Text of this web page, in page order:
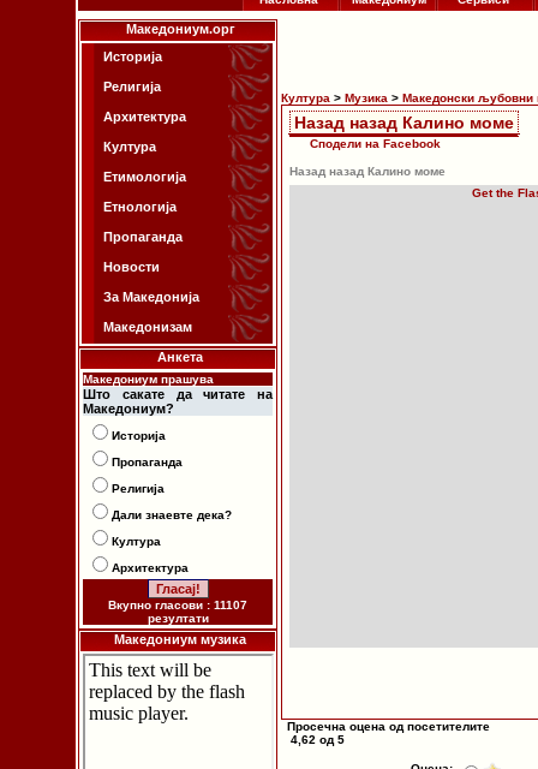
Македониум.орг
Историја
Религија
Архитектура
Култура
Етимологија
Етнологија
Пропаганда
Новости
За Македонија
Македонизам
Анкета
Македониум прашува
Што сакате да читате на
Македониум?
Историја
Пропаганда
Религија
Дали знаевте дека?
Култура
Архитектура
Вкупно гласови : 11107
резултати
Македониум музика
Култура > Музика > Македонски љубовни
Назад назад Калино моме
Сподели на Facebook
Назад назад Калино моме
Get the
Просечна оцена од посетителите
4,62 од 5